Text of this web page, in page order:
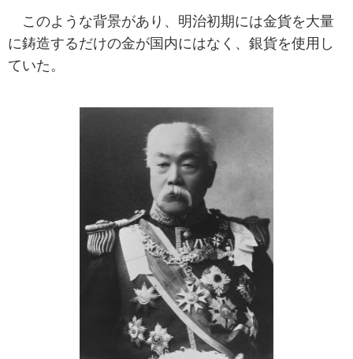
このような背景があり、明治初期には金貨を大量
に鋳造するだけの金が国内にはなく、銀貨を使用し
ていた。